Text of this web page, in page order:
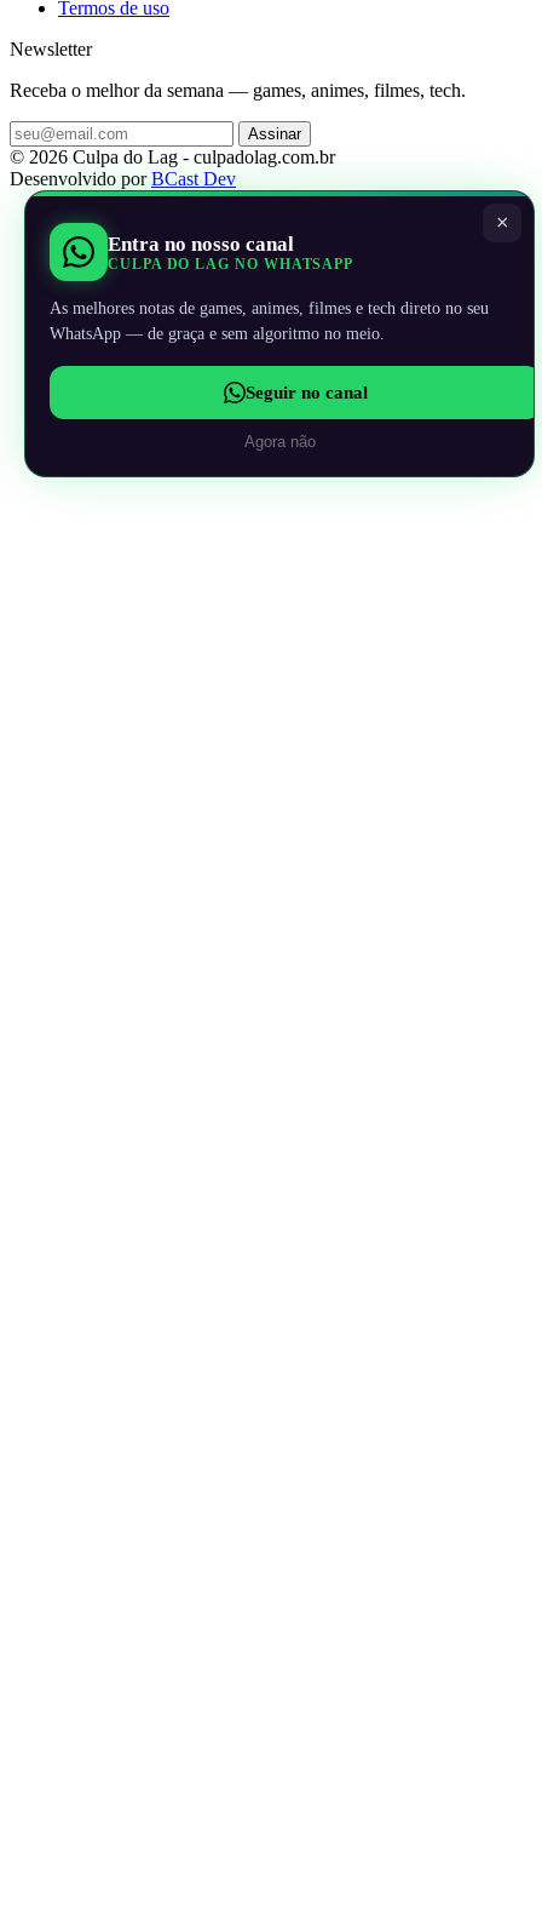
Termos de uso
Newsletter
Receba o melhor da semana — games, animes, filmes, tech.
Assinar
© 2026 Culpa do Lag - culpadolag.com.br
Desenvolvido porBCast Dev
×
Entra no nosso canal
CULPA DO LAG NO WHATSAPP
As melhores notas de games, animes, filmes e tech direto no seu
WhatsApp — de graça e sem algoritmo no meio.
Seguir no canal
Agora não